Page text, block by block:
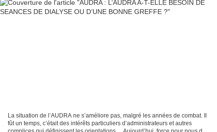
La situation de l’AUDRA ne s’améliore pas, malgré les années de combat. Il
fût un temps, c’était des intérêts particuliers d’administrateurs et autres